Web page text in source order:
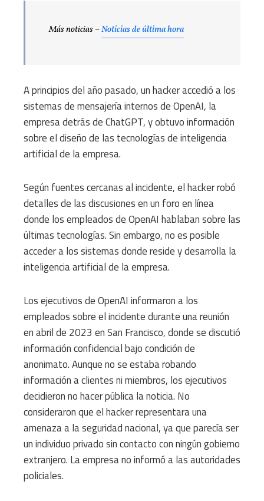
Más noticias –Noticias de última hora
A principios del año pasado, un hacker accedió a los
sistemas de mensajería internos de OpenAI, la
empresa detrás de ChatGPT, y obtuvo información
sobre el diseño de las tecnologías de inteligencia
artificial de la empresa.
Según fuentes cercanas al incidente, el hacker robó
detalles de las discusiones en un foro en línea
donde los empleados de OpenAI hablaban sobre las
últimas tecnologías. Sin embargo, no es posible
acceder a los sistemas donde reside y desarrolla la
inteligencia artificial de la empresa.
Los ejecutivos de OpenAI informaron a los
empleados sobre el incidente durante una reunión
en abril de 2023 en San Francisco, donde se discutió
información confidencial bajo condición de
anonimato. Aunque no se estaba robando
información a clientes ni miembros, los ejecutivos
decidieron no hacer pública la noticia. No
consideraron que el hacker representara una
amenaza a la seguridad nacional, ya que parecía ser
un individuo privado sin contacto con ningún gobierno
extranjero. La empresa no informó a las autoridades
policiales.